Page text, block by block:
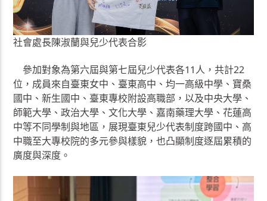
社會處長陳淑蘭與兒少代表合影
參加對象為第六屆與第七屆兒少代表各11人，共計22
位，成員來自臺東女中、臺東高中、均一高級中學、寶桑
國中、新生國中、臺東專校附設高職部，以及中央大學、
師範大學、政治大學、文化大學、嘉南藥理大學、花蓮高
中等不同學制與地區，展現臺東兒少代表制度跨國中、高
中職至大專校院的多元參與樣貌，也凸顯制度逐屆累積的
廣度與深度。